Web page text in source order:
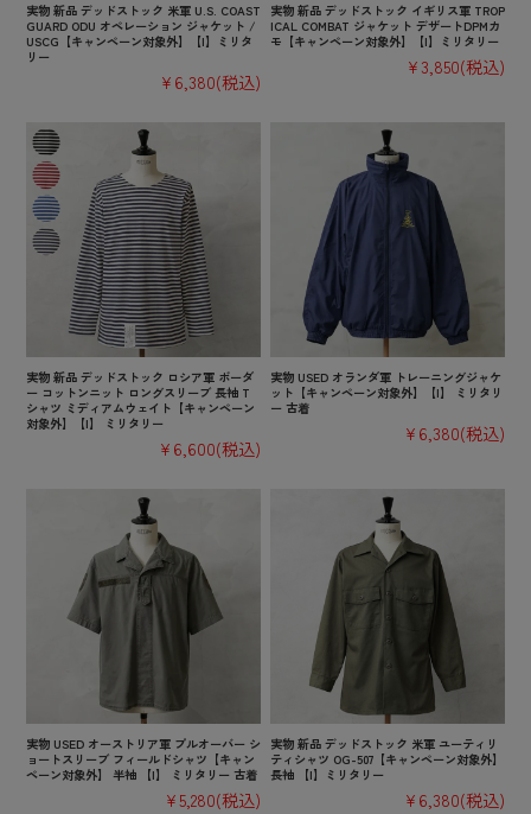
実物 新品 デッドストック 米軍 U.S. COAST
GUARD ODU オペレーション ジャケット /
USCG【キャンペーン対象外】【I】ミリタ
リー
¥6,380(税込)
実物 新品 デッドストック イギリス軍 TROP
ICAL COMBAT ジャケット デザートDPMカ
モ【キャンペーン対象外】【I】ミリタリー
¥3,850(税込)
実物 新品 デッドストック ロシア軍 ボーダ
ー コットンニット ロングスリーブ 長袖 T
シャツ ミディアムウェイト【キャンペーン
対象外】【I】 ミリタリー
¥6,600(税込)
実物 USED オランダ軍 トレーニングジャケ
ット【キャンペーン対象外】【I】 ミリタリ
ー 古着
¥6,380(税込)
実物 USED オーストリア軍 プルオーバー シ
ョートスリーブ フィールドシャツ【キャン
ペーン対象外】 半袖 【I】 ミリタリー 古着
¥5,280(税込)
実物 新品 デッドストック 米軍 ユーティリ
ティシャツ OG-507【キャンペーン対象外】
長袖 【I】ミリタリー
¥6,380(税込)